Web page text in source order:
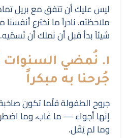
ليس عليك أن تتفق مع بريل
ملاحظته. نادراً ما نخترع
شيئاً بدأ قبل أن نملك أن نُسمّيه.
١. نُمضي
جُرحنا به مبكراً
جروح الطفولة قلّما تكون
إنها أجواء — ما غاب، وما
وما لم يُقَل.